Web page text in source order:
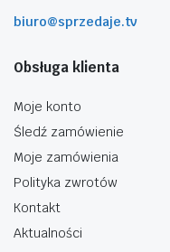
biuro@sprzedaje.tv
Obsługa klienta
Moje konto
Śledź zamówienie
Moje zamówienia
Polityka zwrotów
Kontakt
Aktualności